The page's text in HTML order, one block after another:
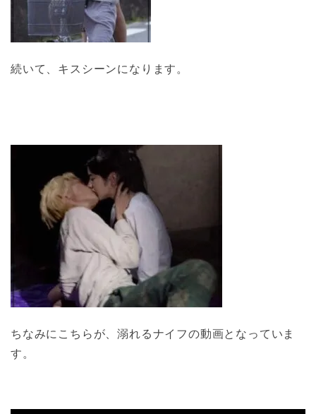
続いて、キスシーンになります。
ちなみにこちらが、溺れるナイフの動画となっていま
す。